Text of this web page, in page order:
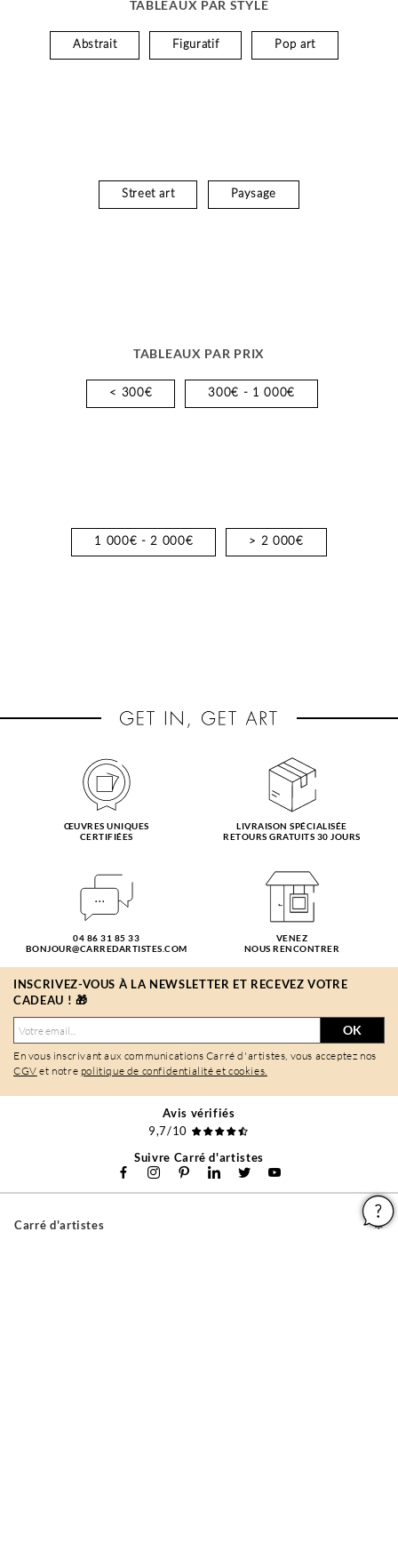
TABLEAUX PAR STYLE
Abstrait Figuratif Pop art
Street art Paysage
TABLEAUX PAR PRIX
< 300€ 300€ - 1 000€
1 000€ - 2 000€ > 2 000€
ŒUVRES UNIQUES
CERTIFIÉES
LIVRAISON SPÉCIALISÉE
RETOURS GRATUITS 30 JOURS
04 86 31 85 33
BONJOUR@CARREDARTISTES.COM
VENEZ
NOUS RENCONTRER
INSCRIVEZ-VOUS À LA NEWSLETTER ET RECEVEZ VOTRE
CADEAU ! 🎁
OK
En vous inscrivant aux communications Carré d'artistes, vous acceptez nos
CGV et notre politique de confidentialité et cookies.
Avis vérifiés
9,7/10
Suivre Carré d'artistes
Carré d'artistes